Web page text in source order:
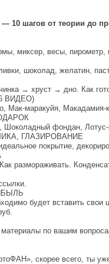
— 10 шагов от теории до
миксер, весы,
шоколад, желатин,
→ хруст → дно. Как
ВИДЕО)
маракуйя, Макадамия-
Шоколадный фондан,
ГЛАЗИРОВАНИЕ
покрытие,
размораживать.
будет вставить
по вашим
скорее всего, ты